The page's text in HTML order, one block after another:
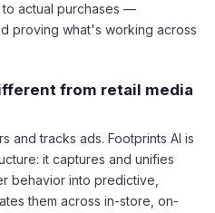
actual purchases —
proving what's working across
from retail media
and tracks ads. Footprints AI is
it captures and unifies
behavior into predictive,
them across in-store, on-